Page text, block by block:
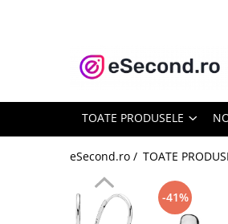
TOATE PRODUSELE
Accesorii Auto
Covorase auto
Echipamente pentru Atelier
Electronice Auto
Intretinere & Cosmetica auto
TOATE PRODUSELE
eSecond.ro / TOATE
-41%